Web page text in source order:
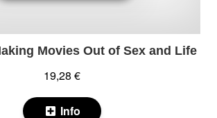
Movies Out of Sex and Life
19,28 €
Info